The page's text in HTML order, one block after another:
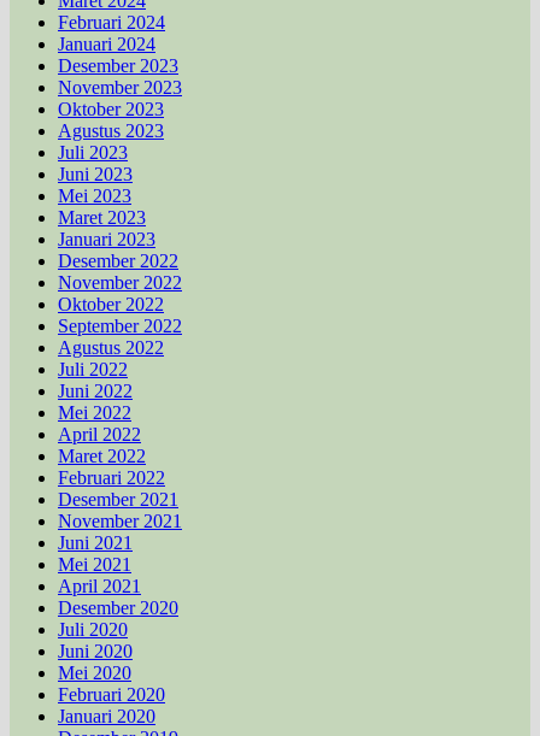
Februari 2024
Januari 2024
Desember 2023
November 2023
Oktober 2023
Agustus 2023
Juli 2023
Juni 2023
Mei 2023
Maret 2023
Januari 2023
Desember 2022
November 2022
Oktober 2022
September 2022
Agustus 2022
Juli 2022
Juni 2022
Mei 2022
April 2022
Maret 2022
Februari 2022
Desember 2021
November 2021
Juni 2021
Mei 2021
April 2021
Desember 2020
Juli 2020
Juni 2020
Mei 2020
Februari 2020
Januari 2020